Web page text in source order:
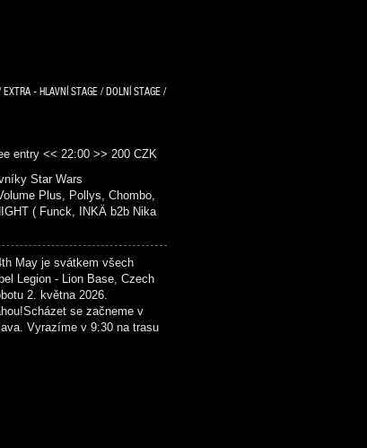
- HLAVNÍ STAGE / DOLNÍ STAGE /
entry << 22:00 >> 200 CZK
Star Wars
Plus, Pollys, Chombo,
( Funck, INKÄ b2b Nika
je svátkem všech
Legion - Lion Base, Czech
2. května 2026.
se začneme v
Vyrazíme v 9:30 na trasu